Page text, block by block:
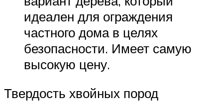
идеален для ограждения
частного дома в целях
безопасности. Имеет самую
высокую цену.
Твердость хвойных пород